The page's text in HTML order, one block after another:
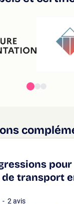
pour
transport
- 2 avis